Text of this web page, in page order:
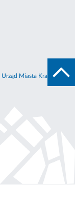
Urząd Miasta Krakowa